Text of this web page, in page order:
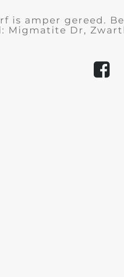
is amper gereed.
Migmatite Dr,